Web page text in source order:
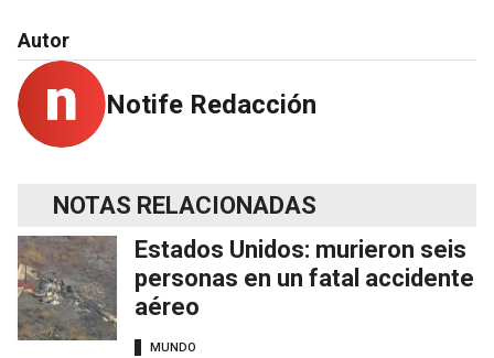
Autor
Notife Redacción
NOTAS RELACIONADAS
Estados Unidos: murieron seis
personas en un fatal accidente
aéreo
MUNDO